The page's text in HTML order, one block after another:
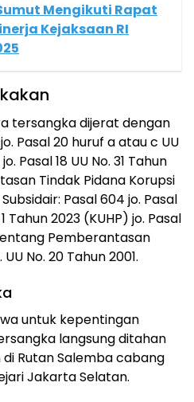
Mengikuti Rapat
Kejaksaan RI
tersangka dijerat dengan
Pasal 20 huruf a atau c UU
Pasal 18 UU No. 31 Tahun
Tindak Pidana Korupsi
Subsidair: Pasal 604 jo. Pasal
Tahun 2023 (KUHP) jo. Pasal
tentang Pemberantasan
No. 20 Tahun 2001.
untuk kepentingan
langsung ditahan
Rutan Salemba cabang
Jakarta Selatan.